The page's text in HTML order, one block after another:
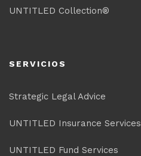
UNTITLED Collection®
SERVICIOS
Strategic Legal Advice
UNTITLED Insurance Services
UNTITLED Fund Services